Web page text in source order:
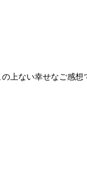
上ない幸せなご感